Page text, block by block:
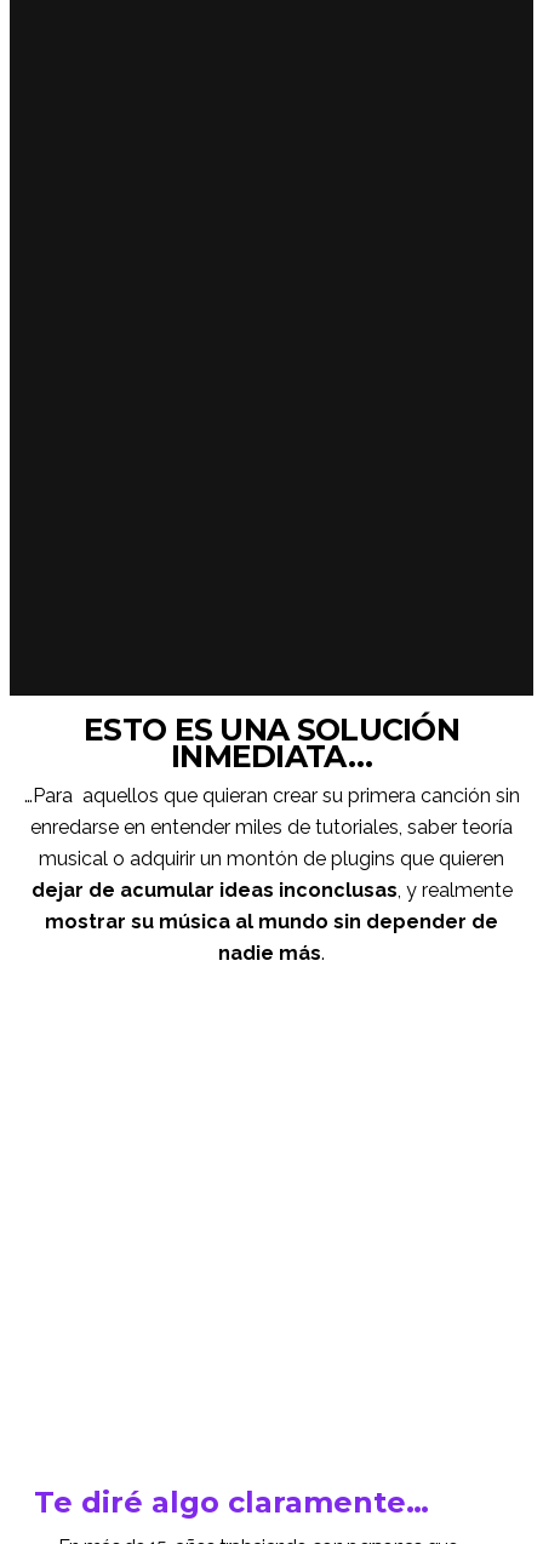
ESTO ES UNA SOLUCIÓN
INMEDIATA…
…Para aquellos que quieran crear su primera canción sin
enredarse en entender miles de tutoriales, saber teoría
musical o adquirir un montón de plugins que quieren
dejar de acumular ideas inconclusas, y realmente
mostrar su música al mundo sin depender de
nadie más.
Te diré algo claramente…